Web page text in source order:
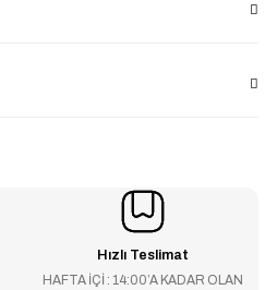
Hızlı Teslimat
HAFTA İÇİ : 14:00’A KADAR OLAN